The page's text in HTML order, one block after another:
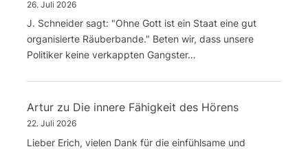
26. Juli 2026
J. Schneider sagt: "Ohne Gott ist ein Staat eine gut
organisierte Räuberbande." Beten wir, dass unsere
Politiker keine verkappten Gangster…
Artur zu Die innere Fähigkeit des Hörens
22. Juli 2026
Lieber Erich, vielen Dank für die einfühlsame und